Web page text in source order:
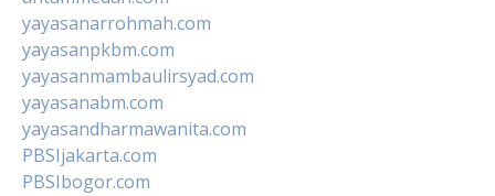
yayasanarrohmah.com
yayasanpkbm.com
yayasanmambaulirsyad.com
yayasanabm.com
yayasandharmawanita.com
PBSIjakarta.com
PBSIbogor.com